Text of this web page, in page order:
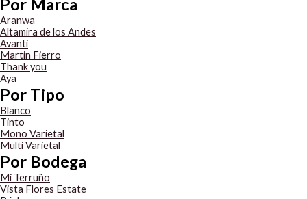
Por Marca
Aranwa
Altamira de los Andes
Avanti
Martin Fierro
Thank you
Aya
Por Tipo
Blanco
Tinto
Mono Varietal
Multi Varietal
Por Bodega
Mi Terruño
Vista Flores Estate